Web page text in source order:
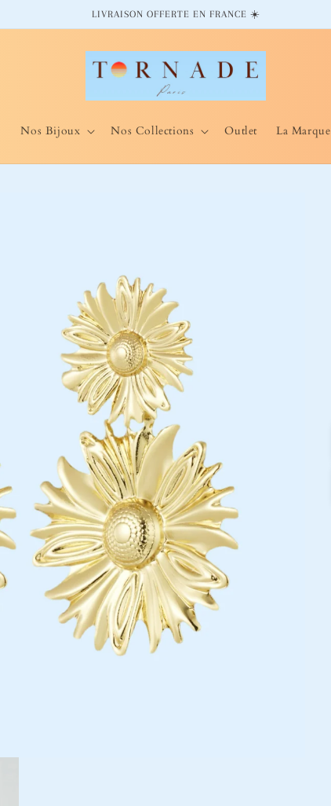
LIVRAISON OFFERTE EN FRANCE ☀️
Nos Bijoux Nos Collections Outlet La Marque